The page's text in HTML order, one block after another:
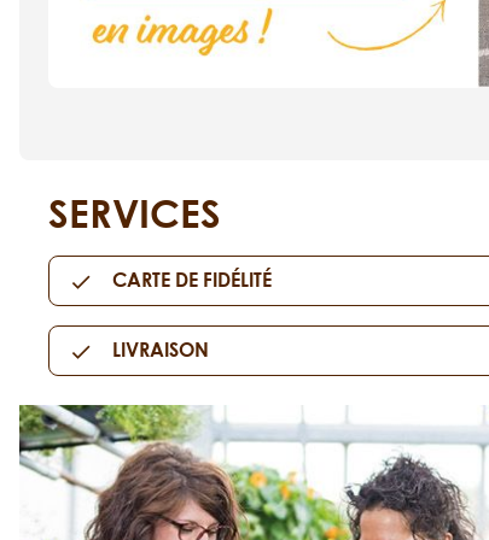
SERVICES
CARTE DE FIDÉLITÉ
LIVRAISON